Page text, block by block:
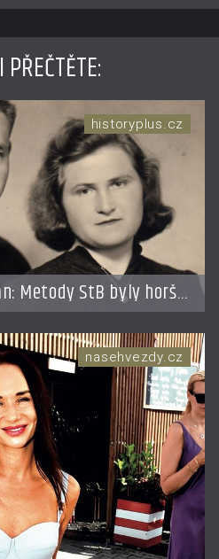
:
Metody StB byly horší
historyplus.cz
nasehvezdy.cz